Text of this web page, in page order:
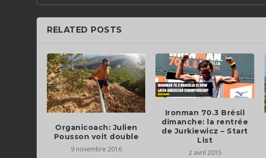
RELATED POSTS
Organicoach: Julien
Pousson voit double
9 novembre 2016
Ironman 70.3 Brésil
dimanche: la rentrée
de Jurkiewicz – Start
List
2 avril 2015